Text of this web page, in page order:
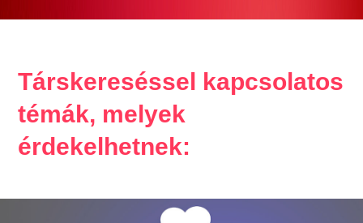
Társkereséssel kapcsolatos
témák, melyek
érdekelhetnek: